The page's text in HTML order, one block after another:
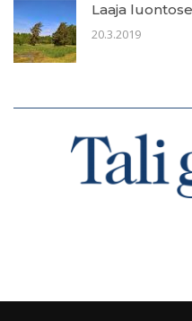
Laaja
20.3.2019